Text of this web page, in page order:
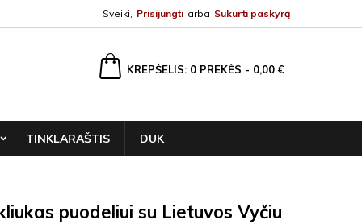
Sveiki, Prisijungti arba Sukurti paskyrą
KREPŠELIS 0 PREKĖS - 0,00 €
TINKLARAŠTIS DUK
puodeliui su Lietuvos Vyčiu